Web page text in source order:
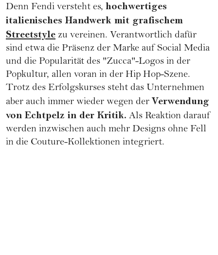
Denn Fendi versteht es, hochwertiges
italienisches Handwerk mit grafischem
Streetstyle zu vereinen. Verantwortlich dafür
sind etwa die Präsenz der Marke auf Social Media
und die Popularität des "Zucca"-Logos in der
Popkultur, allen voran in der Hip Hop-Szene.
Trotz des Erfolgskurses steht das Unternehmen
aber auch immer wieder wegen der Verwendung
von Echtpelz in der Kritik. Als Reaktion darauf
werden inzwischen auch mehr Designs ohne Fell
in die Couture-Kollektionen integriert.